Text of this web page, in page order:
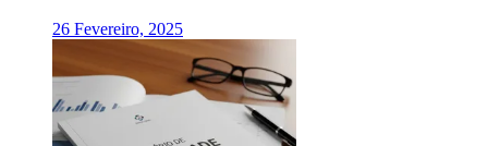
26 Fevereiro, 2025